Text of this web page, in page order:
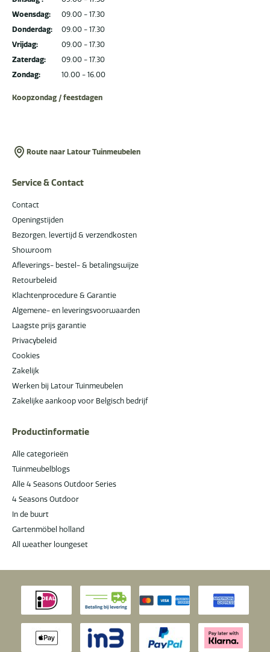
Woensdag:
Donderdag:
Vrijdag:
Zaterdag:
Zondag:
09.00 - 17.30
09.00 - 17.30
09.00 - 17.30
09.00 - 17.30
10.00 - 16.00
Koopzondag / feestdagen
Route naar Latour Tuinmeubelen
Service & Contact
Contact
Openingstijden
Bezorgen, levertijd & verzendkosten
Showroom
Afleverings- bestel- & betalingswijze
Retourbeleid
Klachtenprocedure & Garantie
Algemene- en leveringsvoorwaarden
Laagste prijs garantie
Privacybeleid
Cookies
Zakelijk
Werken bij Latour Tuinmeubelen
Zakelijke aankoop voor Belgisch bedrijf
Productinformatie
Alle categorieën
Tuinmeubelblogs
Alle 4 Seasons Outdoor Series
4 Seasons Outdoor
In de buurt
Gartenmöbel holland
All weather loungeset